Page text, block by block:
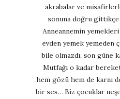
akrabalar ve
sonuna doğru gittikçe
Anneannemin
evden yemek yemeden
bile olmazdı, son güne
Mutfağı o kadar
hem gözü hem de karnı
bir ses… Biz çocuklar